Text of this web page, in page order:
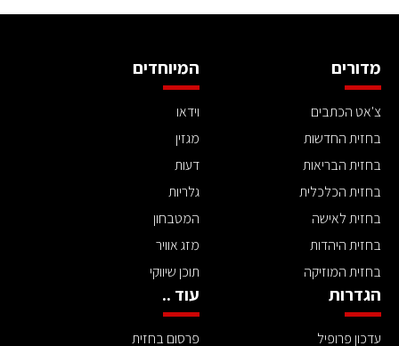
מדורים
צ'אט הכתבים
בחזית החדשות
בחזית הבריאות
בחזית הכלכלית
בחזית לאישה
בחזית היהדות
בחזית המוזיקה
המיוחדים
וידאו
מגזין
דעות
גלריות
המטבחון
מזג אוויר
תוכן שיווקי
הגדרות
עדכון פרופיל
עוד ..
פרסום בחזית